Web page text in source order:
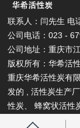
联系人：闫先生 电
公司电话：023 -
公司地址：重庆市
版权所有：华希活
重庆华希活性炭有
发的 , 活性炭生产
性炭 、蜂窝状活性